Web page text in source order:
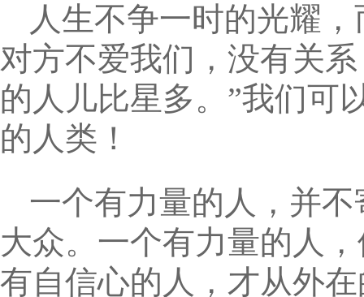
人生不争一时的光耀
对方不爱我们，没有关
的人儿比星多。”我们可
的人类！
一个有力量的人，并
大众。一个有力量的人
有自信心的人，才从外